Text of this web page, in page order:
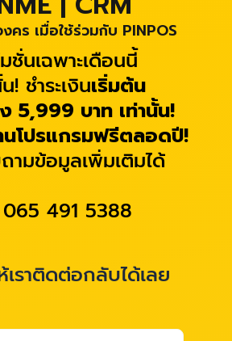
คร เมื่อใช้ร่วมกับ PINPOS
ชั่นเฉพาะเดือนนี้
! ชำระเงินเริ่มต้น
5,999 บาท เท่านั้น!
นโปรแกรมฟรีตลอดปี!
ามข้อมูลเพิ่มเติมได้
065 491 5388
ราติดต่อกลับได้เลย